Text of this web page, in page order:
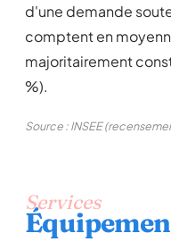
d'une demande
comptent en
majoritairement
%).
Source : INSEE
Services